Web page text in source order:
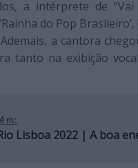
a intérprete de
do Pop
a cantora
tanto na exibição
Lisboa 2022 | A boa